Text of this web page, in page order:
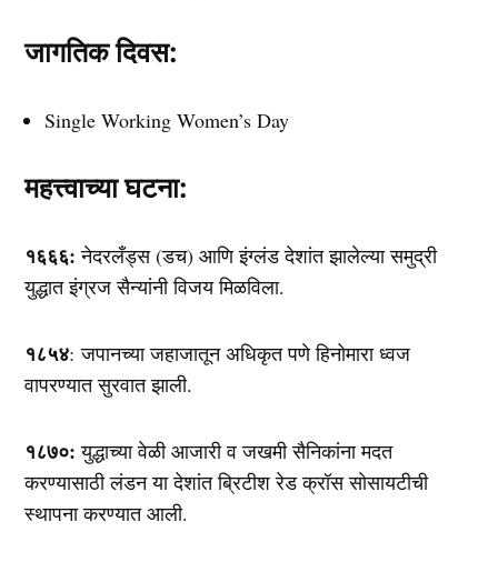
जागतिक दिवस:
Single Working Women’s Day
महत्त्वाच्या घटना:
१६६६: नेदरलँड्स (डच) आणि इंग्लंड देशांत झालेल्या समुद्री
युद्धात इंग्रज सैन्यांनी विजय मिळविला.
१८५४: जपानच्या जहाजातून अधिकृत पणे हिनोमारा ध्वज
वापरण्यात सुरवात झाली.
१८७०: युद्धाच्या वेळी आजारी व जखमी सैनिकांना मदत
करण्यासाठी लंडन या देशांत ब्रिटीश रेड क्रॉस सोसायटीची
स्थापना करण्यात आली.